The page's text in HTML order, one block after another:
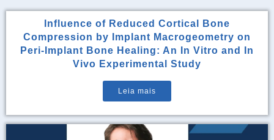
Influence of Reduced Cortical Bone
Compression by Implant Macrogeometry on
Peri-Implant Bone Healing: An In Vitro and In
Vivo Experimental Study
Leia mais